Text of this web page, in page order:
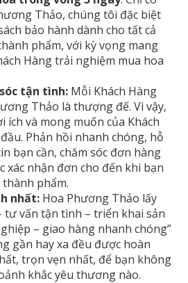
Thảo, chúng tôi đặc biệt
bảo hành dành cho tất cả
phẩm, với kỳ vọng mang
Hàng trải nghiệm mua hoa
tận tình: Mỗi Khách Hàng
Thảo là thượng đế. Vì vậy,
ích và mong muốn của Khách
Phản hồi nhanh chóng, hỗ
bạn cần, chăm sóc đơn hàng
xác nhận đơn cho đến khi bạn
phẩm.
nhất: Hoa Phương Thảo lấy
tư vấn tận tình – triển khai sản
– giao hàng nhanh chóng”
gần hay xa đều được hoàn
trọn vẹn nhất, để bạn không
khắc yêu thương nào.